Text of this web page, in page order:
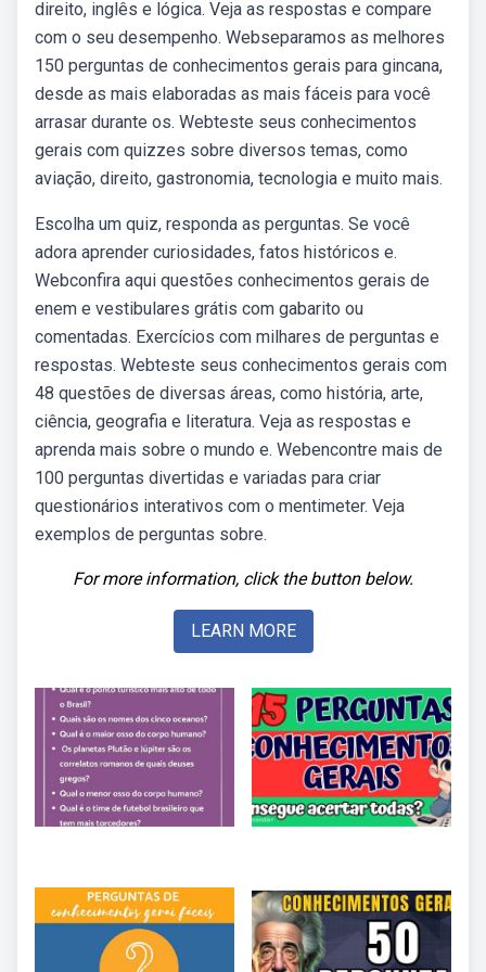
direito, inglês e lógica. Veja as respostas e compare
com o seu desempenho. Webseparamos as melhores
150 perguntas de conhecimentos gerais para gincana,
desde as mais elaboradas as mais fáceis para você
arrasar durante os. Webteste seus conhecimentos
gerais com quizzes sobre diversos temas, como
aviação, direito, gastronomia, tecnologia e muito mais.
Escolha um quiz, responda as perguntas. Se você
adora aprender curiosidades, fatos históricos e.
Webconfira aqui questões conhecimentos gerais de
enem e vestibulares grátis com gabarito ou
comentadas. Exercícios com milhares de perguntas e
respostas. Webteste seus conhecimentos gerais com
48 questões de diversas áreas, como história, arte,
ciência, geografia e literatura. Veja as respostas e
aprenda mais sobre o mundo e. Webencontre mais de
100 perguntas divertidas e variadas para criar
questionários interativos com o mentimeter. Veja
exemplos de perguntas sobre.
For more information, click the button below.
LEARN MORE